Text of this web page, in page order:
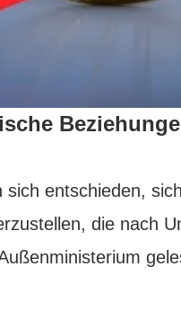
entschieden,
die nach